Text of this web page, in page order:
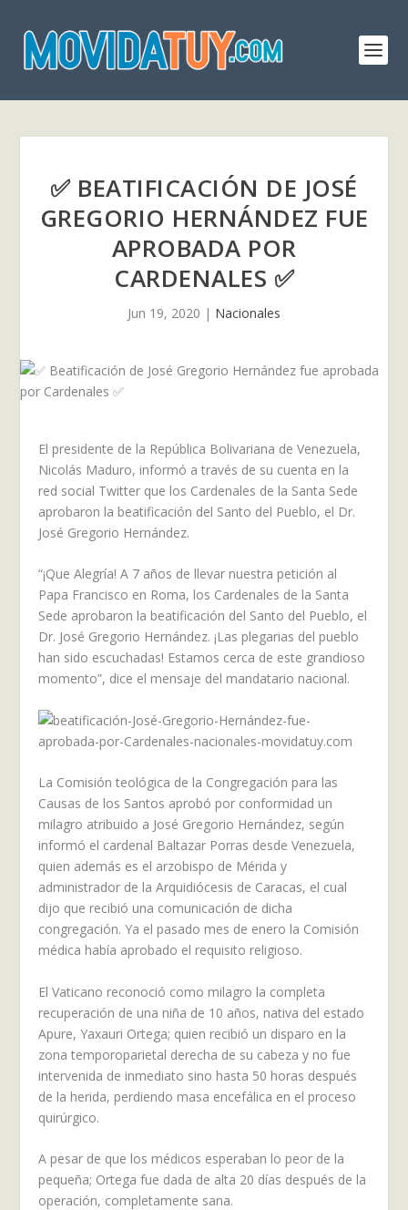
✅ BEATIFICACIÓN DE JOSÉ
GREGORIO HERNÁNDEZ FUE
APROBADA POR
CARDENALES ✅
Jun 19, 2020 | Nacionales
El presidente de la República Bolivariana de Venezuela,
Nicolás Maduro, informó a través de su cuenta en la
red social Twitter que los Cardenales de la Santa Sede
aprobaron la beatificación del Santo del Pueblo, el Dr.
José Gregorio Hernández.
“¡Que Alegría! A 7 años de llevar nuestra petición al
Papa Francisco en Roma, los Cardenales de la Santa
Sede aprobaron la beatificación del Santo del Pueblo, el
Dr. José Gregorio Hernández. ¡Las plegarias del pueblo
han sido escuchadas! Estamos cerca de este grandioso
momento”, dice el mensaje del mandatario nacional.
La Comisión teológica de la Congregación para las
Causas de los Santos aprobó por conformidad un
milagro atribuido a José Gregorio Hernández, según
informó el cardenal Baltazar Porras desde Venezuela,
quien además es el arzobispo de Mérida y
administrador de la Arquidiócesis de Caracas, el cual
dijo que recibió una comunicación de dicha
congregación. Ya el pasado mes de enero la Comisión
médica había aprobado el requisito religioso.
El Vaticano reconoció como milagro la completa
recuperación de una niña de 10 años, nativa del estado
Apure, Yaxauri Ortega; quien recibió un disparo en la
zona temporoparietal derecha de su cabeza y no fue
intervenida de inmediato sino hasta 50 horas después
de la herida, perdiendo masa encefálica en el proceso
quirúrgico.
A pesar de que los médicos esperaban lo peor de la
pequeña; Ortega fue dada de alta 20 días después de la
operación, completamente sana.